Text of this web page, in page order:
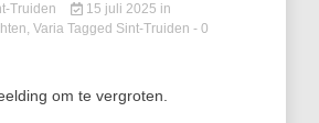
Truiden 15 juli 2025 in
, Varia Tagged Sint-Truiden - 0
om te vergroten.